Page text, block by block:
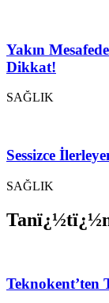
Yakın
Dikkat!
SAĞLIK
Sessizce
SAĞLIK
Teknokent’ten